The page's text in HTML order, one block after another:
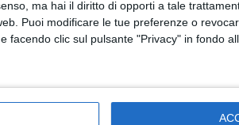
ma hai il diritto di opporti a tale
Puoi modificare le tue preferenze o
facendo clic sul pulsante "Privacy" in fondo
fitosanitario del 4 ottobre
– OLEARIA AIPO PUGLIA